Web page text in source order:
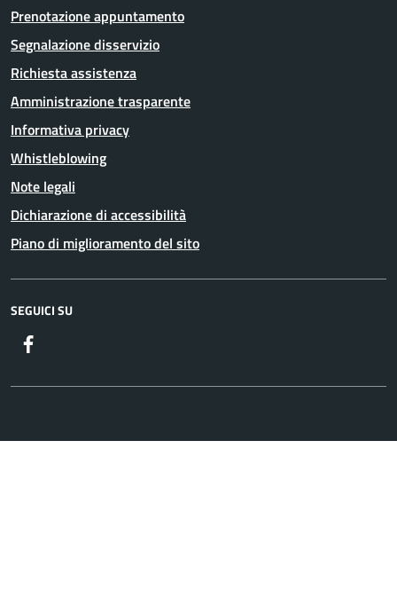
Prenotazione appuntamento
Segnalazione disservizio
Richiesta assistenza
Amministrazione trasparente
Informativa privacy
Whistleblowing
Note legali
Dichiarazione di accessibilità
Piano di miglioramento del sito
SEGUICI SU